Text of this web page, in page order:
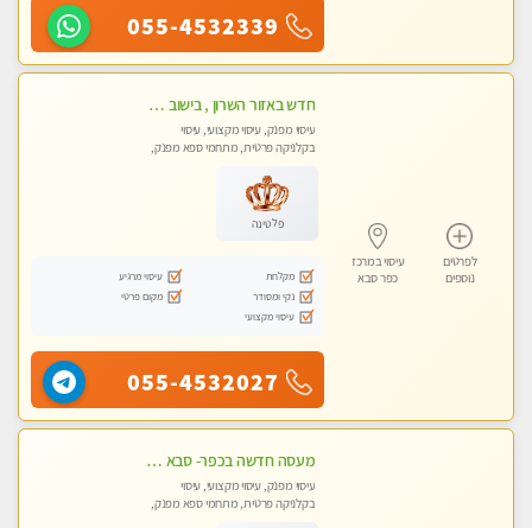
055-4532339
לפרטים
נוספים
עיסוי במרכז
כפר סבא
חדש באזור השרון , בישוב ניצני עוז ! נבחרת מטפלות ומטפלים -טלגרם @e_itan
עיסוי מפנק, עיסוי מקצועי, עיסוי
בקלניקה פרטית, מתחמי ספא מפנק,
פלטינה
מקלחת
עיסוי מרגיע
נקי ומסודר
מקום פרטי
עיסוי מקצועי
055-4532027
מעסה חדשה בכפר- סבא -מומלץ לחלוטין!!!! מעסה מקצועית צעירה ואיכותית פרטי!!!
עיסוי מפנק, עיסוי מקצועי, עיסוי
בקלניקה פרטית, מתחמי ספא מפנק,